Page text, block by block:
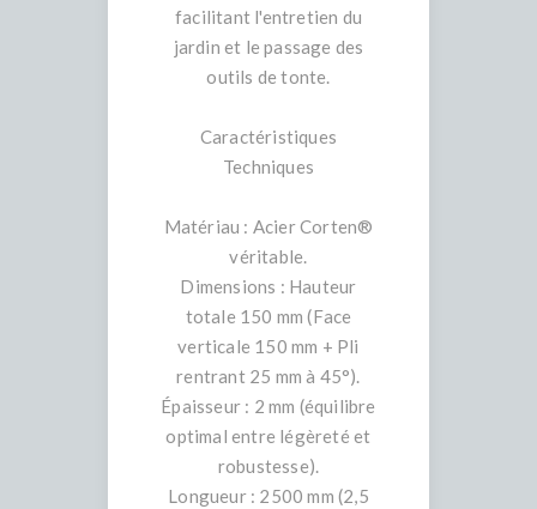
facilitant l'entretien du
jardin et le passage des
outils de tonte.
Caractéristiques
Techniques
Matériau : Acier Corten®
véritable.
Dimensions : Hauteur
totale 150 mm (Face
verticale 150 mm + Pli
rentrant 25 mm à 45°).
Épaisseur : 2 mm (équilibre
optimal entre légèreté et
robustesse).
Longueur : 2500 mm (2,5